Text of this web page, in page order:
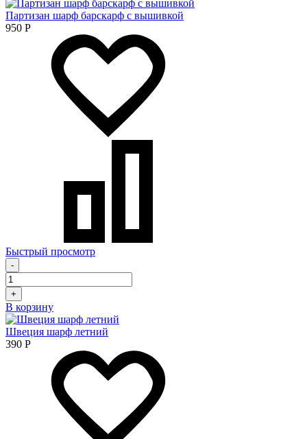
Партизан шарф барскарф с вышивкой
950 Р
Быстрый просмотр
-
+
В корзину
Швеция шарф летний
390 Р